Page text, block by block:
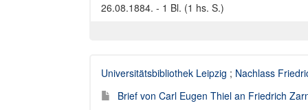
26.08.1884. - 1 Bl. (1 hs. S.)
Universitätsbibliothek Leipzig ; Nachlass
Brief von Carl Eugen Thiel an Friedrich